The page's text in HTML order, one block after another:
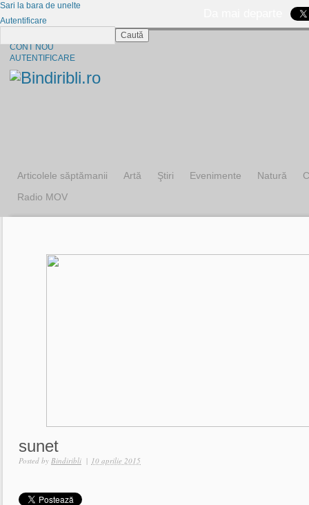
CONT NOU
AUTENTIFICARE
Articolele săptămanii Artă Ştiri Evenimente Natură
Radio MOV
sunet
Posted by Bindiribli | 10 aprilie 2015
Sari la bara de unelte
Autentificare
Caută